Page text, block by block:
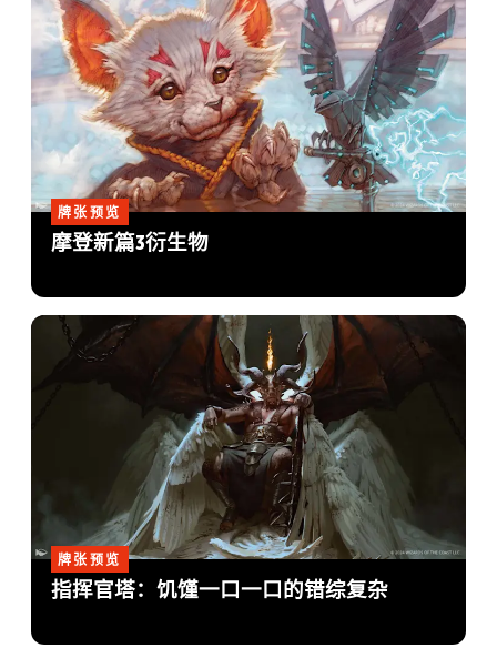
牌张预览
摩登新篇3衍生物
牌张预览
指挥官塔：饥馑一口一口的错综复杂